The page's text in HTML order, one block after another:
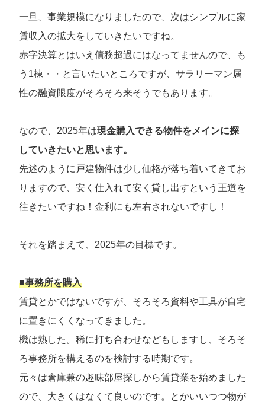
一旦、事業規模になりましたので、次はシンプルに家
賃収入の拡大をしていきたいですね。
赤字決算とはいえ債務超過にはなってませんので、も
う1棟・・と言いたいところですが、サラリーマン属
性の融資限度がそろそろ来そうでもあります。
なので、2025年は現金購入できる物件をメインに探
していきたいと思います。
先述のように戸建物件は少し価格が落ち着いてきてお
りますので、安く仕入れて安く貸し出すという王道を
往きたいですね！金利にも左右されないですし！
それを踏まえて、2025年の目標です。
■事務所を購入
賃貸とかではないですが、そろそろ資料や工具が自宅
に置きにくくなってきました。
機は熟した。稀に打ち合わせなどもしますし、そろそ
ろ事務所を構えるのを検討する時期です。
元々は倉庫兼の趣味部屋探しから賃貸業を始めました
ので、大きくはなくて良いのです。とかいいつつ物が